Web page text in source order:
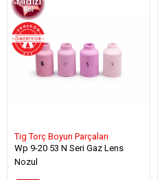
Tig Torç Boyun Parçaları
Wp 9-20 53 N Seri Gaz Lens
Nozul